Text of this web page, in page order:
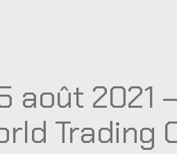
août 2021
Trading